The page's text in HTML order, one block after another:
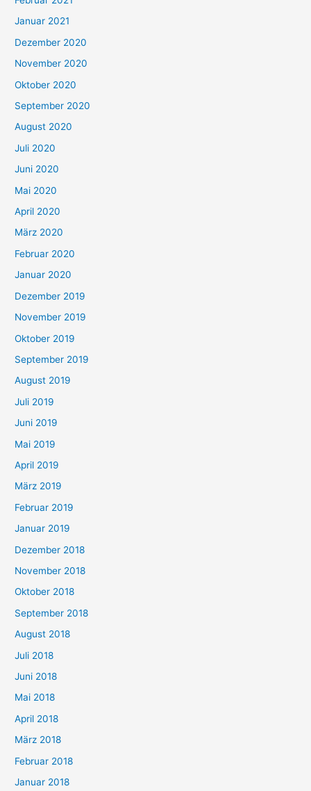
Januar 2021
Dezember 2020
November 2020
Oktober 2020
September 2020
August 2020
Juli 2020
Juni 2020
Mai 2020
April 2020
März 2020
Februar 2020
Januar 2020
Dezember 2019
November 2019
Oktober 2019
September 2019
August 2019
Juli 2019
Juni 2019
Mai 2019
April 2019
März 2019
Februar 2019
Januar 2019
Dezember 2018
November 2018
Oktober 2018
September 2018
August 2018
Juli 2018
Juni 2018
Mai 2018
April 2018
März 2018
Februar 2018
Januar 2018